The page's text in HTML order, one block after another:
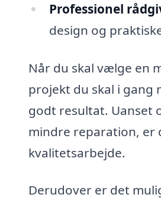
Professionel
design og
Når du skal vælge en
projekt du skal i gang
godt resultat. Uanset
mindre reparation, er
kvalitetsarbejde.
Derudover er det